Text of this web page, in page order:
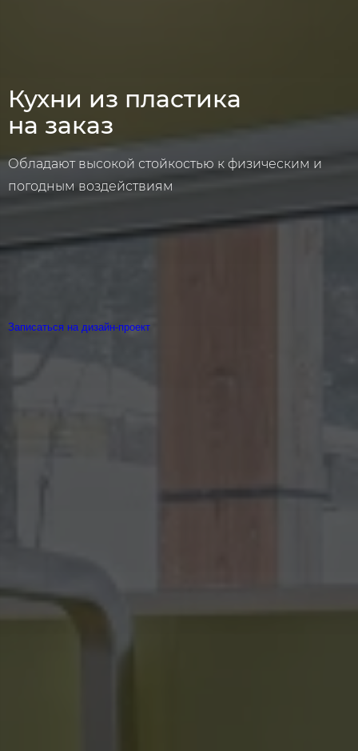
Кухни из пластика
на заказ
Обладают высокой стойкостью к физическим и
погодным воздействиям
Записаться на дизайн-проект